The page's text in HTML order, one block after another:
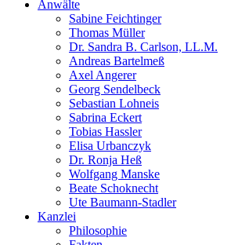
Anwälte
Sabine Feichtinger
Thomas Müller
Dr. Sandra B. Carlson, LL.M.
Andreas Bartelmeß
Axel Angerer
Georg Sendelbeck
Sebastian Lohneis
Sabrina Eckert
Tobias Hassler
Elisa Urbanczyk
Dr. Ronja Heß
Wolfgang Manske
Beate Schoknecht
Ute Baumann-Stadler
Kanzlei
Philosophie